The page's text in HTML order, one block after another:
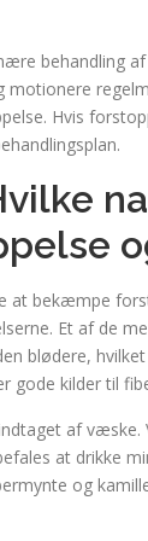
behandling
Hvis
bekæmpe
Et af de
blødere,
gode kilder til
af
at drikke
og